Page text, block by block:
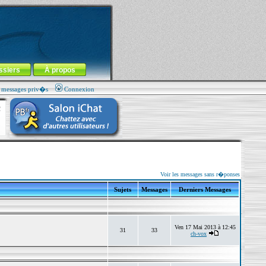
À propos
priv�s Connexion
Voir les messages sans r�ponses
Sujets Messages Derniers Messages
31 33
Ven 17 Mai 2013 à 12:45
ch-vox